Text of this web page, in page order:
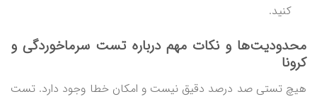
کنید.
محدودیت‌ها و نکات مهم دربارهتست سرماخوردگی و
کرونا
هیچ تستی صد درصد دقیق نیست و امکان خطا وجود دارد. تست